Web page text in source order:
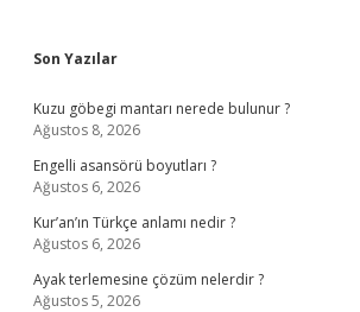
Sidebar
Son Yazılar
Kuzu göbegi mantarı nerede bulunur ?
Ağustos 8, 2026
Engelli asansörü boyutları ?
Ağustos 6, 2026
Kur’an’ın Türkçe anlamı nedir ?
Ağustos 6, 2026
Ayak terlemesine çözüm nelerdir ?
Ağustos 5, 2026